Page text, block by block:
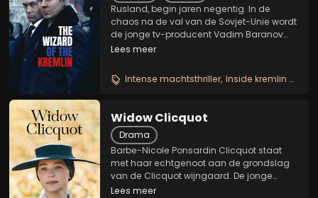
Rusland, begin jaren negentig. In de
chaos na de val van de Sovjet-Unie wordt
de jonge tv-producent Vadim Baranov
opgenomen in de binnenste cirkel van de
construeert hij zorgvuldig het imago van
de voormalige...
Lees meer
Intense machtsthriller Inside kremlin drama
Widow Clicquot
Drama
Barbe-Nicole Ponsardin Clicquot staat
met haar echtgenoot aan de grondslag
van de Clicquot wijngaard. De jonge
vrouw wordt slechts op 27-jarige leeftijd
Lees meer